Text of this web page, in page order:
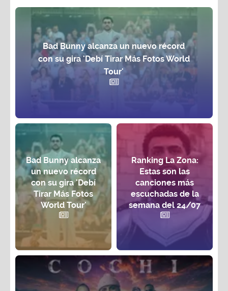
Bad Bunny alcanza un nuevo récord
con su gira 'Debí Tirar Más Fotos World
Tour'
Bad Bunny alcanza
un nuevo récord
con su gira 'Debí
Tirar Más Fotos
World Tour'
Ranking La Zona:
Estas son las
canciones más
escuchadas de la
semana del 24/07